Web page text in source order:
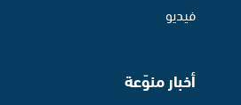
فيديو
أخبار منوّعة